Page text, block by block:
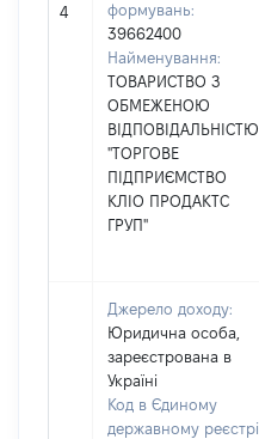
4
формувань:
39662400
Найменування:
ТОВАРИСТВО З
ОБМЕЖЕНОЮ
ВІДПОВІДАЛЬНІСТЮ
"ТОРГОВЕ
ПІДПРИЄМСТВО
КЛІО ПРОДАКТС
ГРУП"
Джерело доходу:
Юридична особа,
зареєстрована в
Україні
Код в Єдиному
державному реєстрі